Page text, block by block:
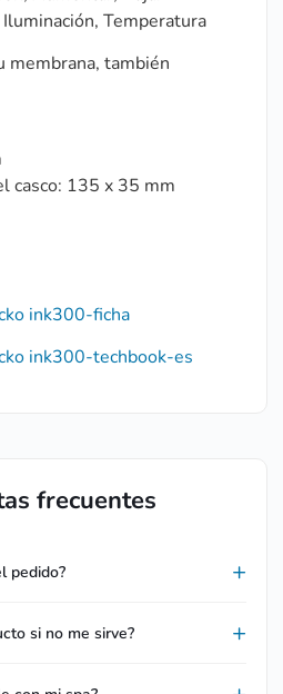
Temperatura
membrana, también
casco: 135 x 35 mm
ink300-ficha
ink300-techbook-es
frecuentes
pedido?
si no me sirve?